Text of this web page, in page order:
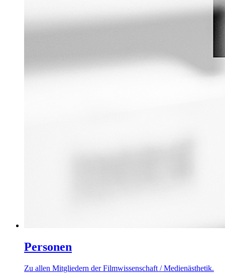
Personen
Zu allen Mitgliedern der Filmwissenschaft / Medienästhetik.